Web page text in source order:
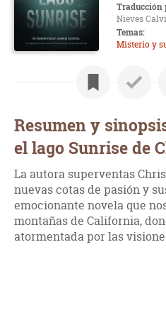
Traducción
Nieves
Temas:
Misterio y
Resumen y
el lago Sunrise de
La autora superventas
nuevas cotas de pasión y
emocionante novela que
montañas de California,
atormentada por las